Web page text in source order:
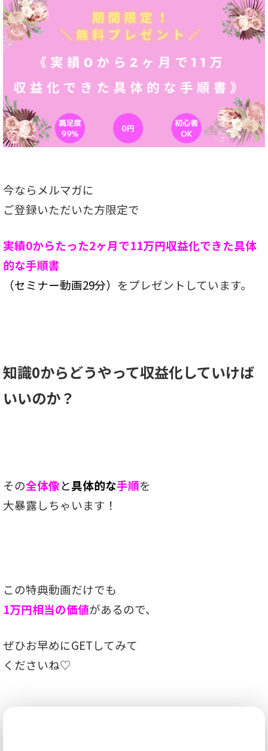
今ならメルマガに
ご登録いただいた方限定で
実績0からたった2ヶ月で11万円収益化できた具体
的な手順書
（セミナー動画29分） をプレゼントしています。
知識0からどうやって収益化していけば
いいのか？
その全体像と具体的な手順を
大暴露しちゃいます！
この特典動画だけでも
1万円相当の価値があるので、
ぜひお早めにGETしてみて
くださいね♡